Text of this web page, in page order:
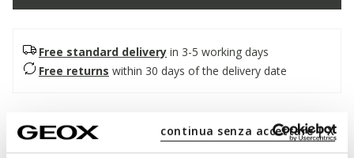
continua senza accettare | X
Free standard delivery in 3-5 working days
Free returns within 30 days of the delivery date
Reversible women's belt with an urban style, adding an